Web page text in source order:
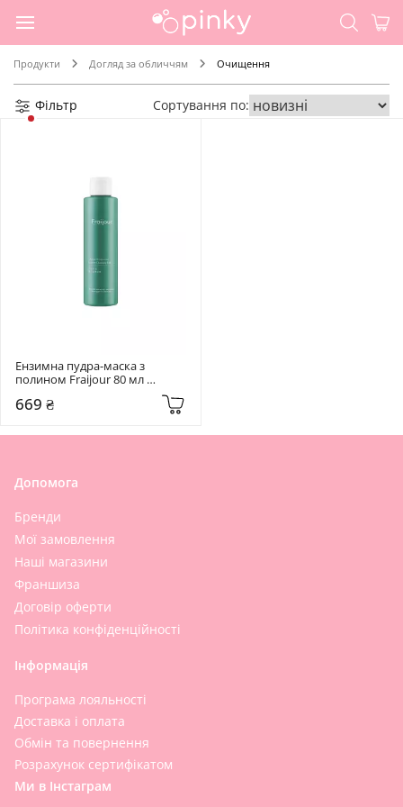
Продукти Догляд за обличчям Очищення
Фільтр Сортування по:
Ензимна пудра-маска з
полином Fraijour 80 мл
Original Wormwood Enzyme
Cleansing Pack
669 ₴
Допомога
Бренди
Мої замовлення
Наші магазини
Франшиза
Договір оферти
Політика конфіденційності
Інформація
Програма лояльності
Доставка і оплата
Обмін та повернення
Розрахунок сертифікатом
Ми в Інстаграм